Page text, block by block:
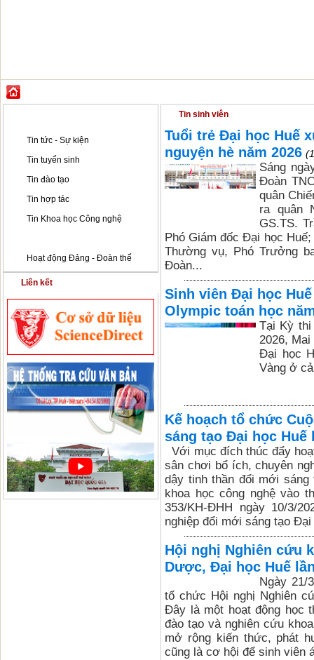
Tin tức - Sự kiện
Tin tuyển sinh
Tin đào tạo
Tin hợp tác
Tin Khoa học Công nghệ
Hoạt động Đảng - Đoàn thể
Liên kết
Tin sinh viên
Tuổi trẻ Đại học Huế
nguyện hè năm 2026
Sáng
Đoàn
quân
ra quân
GS.TS.
Phó Giám đốc Đại học
Thường vụ, Phó Trưởng
Đoàn...
Sinh viên Đại học
Olympic toán học
Tại Kỳ thi
2026,
Đại học
Vàng ở
Kế hoạch tổ chức
sáng tạo Đại học Huế
Với mục đích thúc đẩy
sân chơi bổ ích, chuyên
dậy tinh thần đổi mới
khoa học công nghệ vào
353/KH-ĐHH ngày 10/3/
nghiệp đổi mới sáng tạo
Hội nghị Nghiên cứu
Dược, Đại học Huế
Ngày 21/
tổ chức Hội nghị Nghiên
Đây là một hoạt động học
đào tạo và nghiên cứu
mở rộng kiến thức, phát
cũng là cơ hội để sinh viên